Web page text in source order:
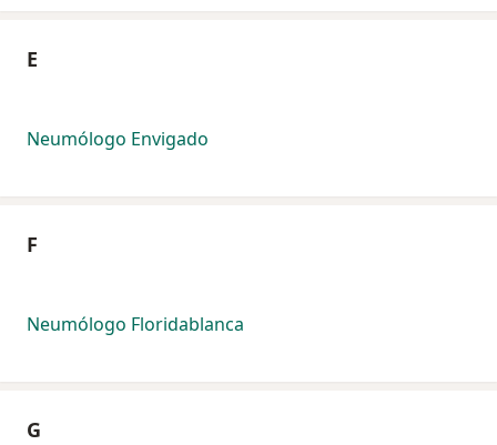
E
Neumólogo Envigado
F
Neumólogo Floridablanca
G